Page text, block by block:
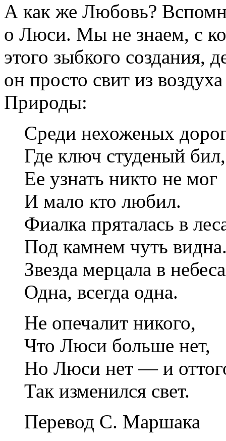
А как же Любовь?
о Люси. Мы не знаем, с
этого зыбкого создания,
он просто свит из
Природы:
Среди нехоженых
Где ключ студеный бил,
Ее узнать никто не мог
И мало кто любил.
Фиалка пряталась в
Под камнем чуть
Звезда мерцала в
Одна, всегда одна.
Не опечалит никого,
Что Люси больше нет,
Но Люси нет — и
Так изменился свет.
Перевод С. Маршака